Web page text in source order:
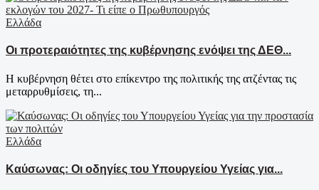
Ελλάδα
Οι προτεραιότητες της κυβέρνησης ενόψει της ΔΕΘ...
Η κυβέρνηση θέτει στο επίκεντρο της πολιτικής της ατζέντας τις
μεταρρυθμίσεις, τη...
Ελλάδα
Καύσωνας: Οι οδηγίες του Υπουργείου Υγείας για...